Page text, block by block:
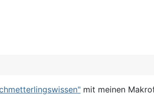
mit meinen